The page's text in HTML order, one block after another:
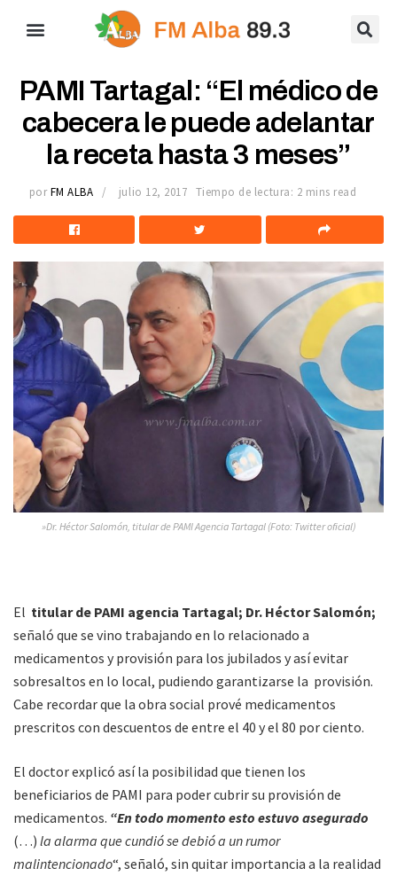
PAMI Tartagal: “El médico de
cabecera le puede adelantar
la receta hasta 3 meses”
por FM ALBA julio 12, 2017 Tiempo de lectura: 2 mins read
»Dr. Héctor Salomón, titular de PAMI Agencia Tartagal (Foto: Twitter oficial)
El titular de PAMI agencia Tartagal; Dr. Héctor Salomón;
señaló que se vino trabajando en lo relacionado a
medicamentos y provisión para los jubilados y así evitar
sobresaltos en lo local, pudiendo garantizarse la provisión.
Cabe recordar que la obra social prové medicamentos
prescritos con descuentos de entre el 40 y el 80 por ciento.
El doctor explicó así la posibilidad que tienen los
beneficiarios de PAMI para poder cubrir su provisión de
medicamentos. “En todo momento esto estuvo asegurado
(…) la alarma que cundió se debió a un rumor
malintencionado“, señaló, sin quitar importancia a la realidad